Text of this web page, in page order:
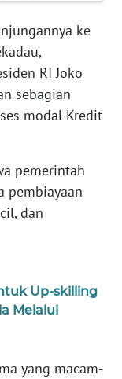
ke
RI Joko
sebagian
modal Kredit
pemerintah
pembiayaan
dan
Up-skilling
Melalui
yang macam-